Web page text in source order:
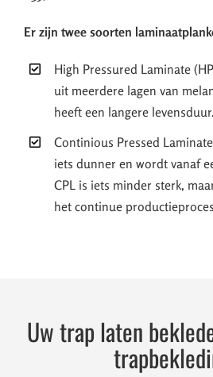
Er zijn twee soorten
High Pressured Laminate
uit meerdere lagen van
heeft een langere levensduur.
Continious Pressed
iets dunner en wordt vanaf
CPL is iets minder sterk,
het continue
Uw trap laten